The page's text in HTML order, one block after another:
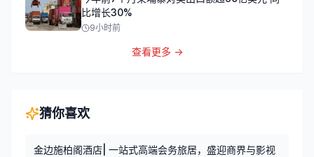
比增长30%
9小时前
查看更多 →
猜你喜欢
金边施柏阁酒店| 一站式高端会务旅居，盛迎商界与影视